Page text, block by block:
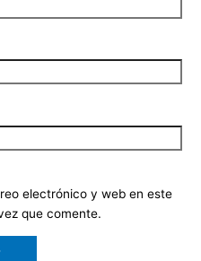
electrónico y web en este
que comente.